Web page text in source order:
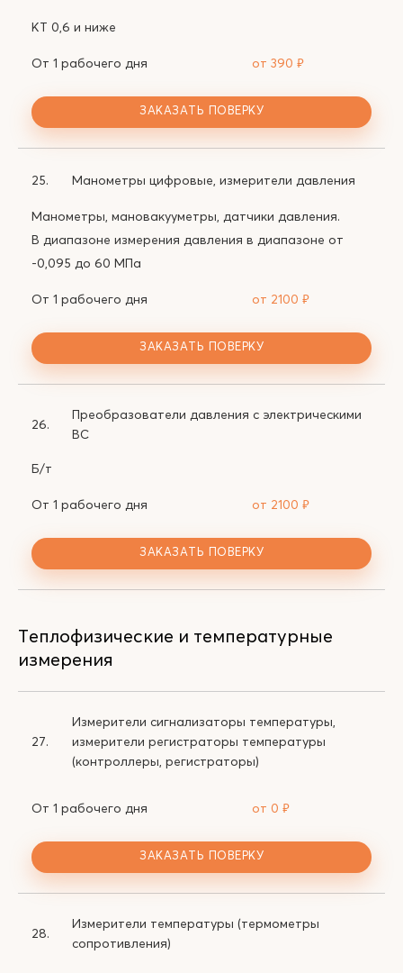
КТ 0,6 и ниже
От 1 рабочего дня от 390 ₽
ЗАКАЗАТЬ ПОВЕРКУ
25. Манометры цифровые, измерители давления
Манометры, мановакууметры, датчики давления.
В диапазоне измерения давления в диапазоне от
-0,095 до 60 МПа
От 1 рабочего дня от 2100 ₽
ЗАКАЗАТЬ ПОВЕРКУ
26.
Преобразователи давления с электрическими
ВС
Б/т
От 1 рабочего дня от 2100 ₽
ЗАКАЗАТЬ ПОВЕРКУ
Теплофизические и температурные
измерения
27.
Измерители сигнализаторы температуры,
измерители регистраторы температуры
(контроллеры, регистраторы)
От 1 рабочего дня от 0 ₽
ЗАКАЗАТЬ ПОВЕРКУ
28.
Измерители температуры (термометры
сопротивления)